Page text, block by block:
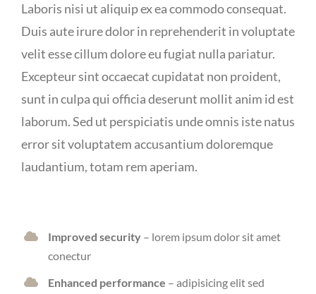
Laboris nisi ut aliquip ex ea commodo consequat.
Duis aute irure dolor in reprehenderit in voluptate
velit esse cillum dolore eu fugiat nulla pariatur.
Excepteur sint occaecat cupidatat non proident,
sunt in culpa qui officia deserunt mollit anim id est
laborum. Sed ut perspiciatis unde omnis iste natus
error sit voluptatem accusantium doloremque
laudantium, totam rem aperiam.
Improved security – lorem ipsum dolor sit amet
conectur
Enhanced performance – adipisicing elit sed